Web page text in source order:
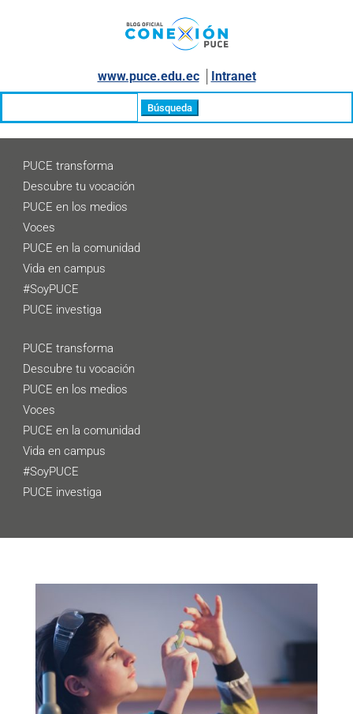
www.puce.edu.ec│ Intranet
PUCE transforma
Descubre tu vocación
PUCE en los medios
Voces
PUCE en la comunidad
Vida en campus
#SoyPUCE
PUCE investiga
PUCE transforma
Descubre tu vocación
PUCE en los medios
Voces
PUCE en la comunidad
Vida en campus
#SoyPUCE
PUCE investiga